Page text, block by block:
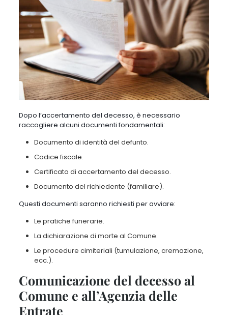
Dopo l’accertamento del decesso, è necessario
raccogliere alcuni documenti fondamentali:
Documento di identità del defunto.
Codice fiscale.
Certificato di accertamento del decesso.
Documento del richiedente (familiare).
Questi documenti saranno richiesti per avviare:
Le pratiche funerarie.
La dichiarazione di morte al Comune.
Le procedure cimiteriali (tumulazione, cremazione,
ecc.).
Comunicazione del decesso al
Comune e all’Agenzia delle
Entrate